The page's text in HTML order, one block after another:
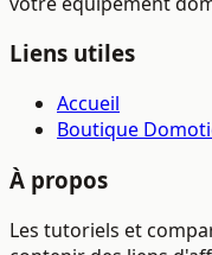
Liens utiles
Accueil
Boutique
À propos
Les tutoriels et